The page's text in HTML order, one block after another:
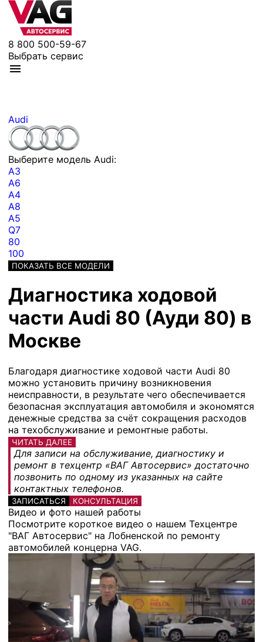
8 800 500-59-67
Выбрать сервис
Audi
Выберите модель Audi:
A3
A6
A4
A8
A5
Q7
80
100
ПОКАЗАТЬ ВСЕ МОДЕЛИ
Диагностика ходовой
части Audi 80 (Ауди 80) в
Москве
Благодаря диагностике ходовой части Audi 80
можно установить причину возникновения
неисправности, в результате чего обеспечивается
безопасная эксплуатация автомобиля и экономятся
денежные средства за счёт сокращения расходов
на техобслуживание и ремонтные работы.
ЧИТАТЬ ДАЛЕЕ
Для записи на обслуживание, диагностику и
ремонт в техцентр «ВАГ Автосервис» достаточно
позвонить по одному из указанных на сайте
контактных телефонов.
ЗАПИСАТЬСЯ КОНСУЛЬТАЦИЯ
Видео и фото нашей работы
Посмотрите короткое видео о нашем Техцентре
"ВАГ Автосервис" на Лобненской по ремонту
автомобилей концерна VAG.